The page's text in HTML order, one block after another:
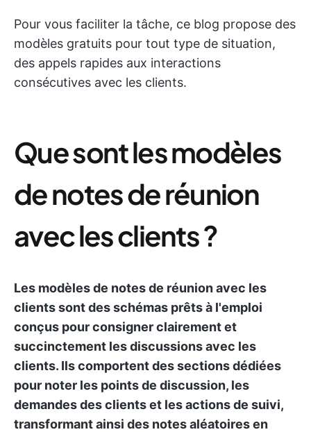
Pour vous faciliter la tâche, ce blog propose des
modèles gratuits pour tout type de situation,
des appels rapides aux interactions
consécutives avec les clients.
Que sont les modèles
de notes de réunion
avec les clients ?
Les modèles de notes de réunion avec les
clients sont des schémas prêts à l'emploi
conçus pour consigner clairement et
succinctement les discussions avec les
clients. Ils comportent des sections dédiées
pour noter les points de discussion, les
demandes des clients et les actions de suivi,
transformant ainsi des notes aléatoires en